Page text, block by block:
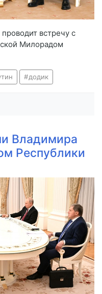
встречу с
Милорадом
додик
Владимира
Республики